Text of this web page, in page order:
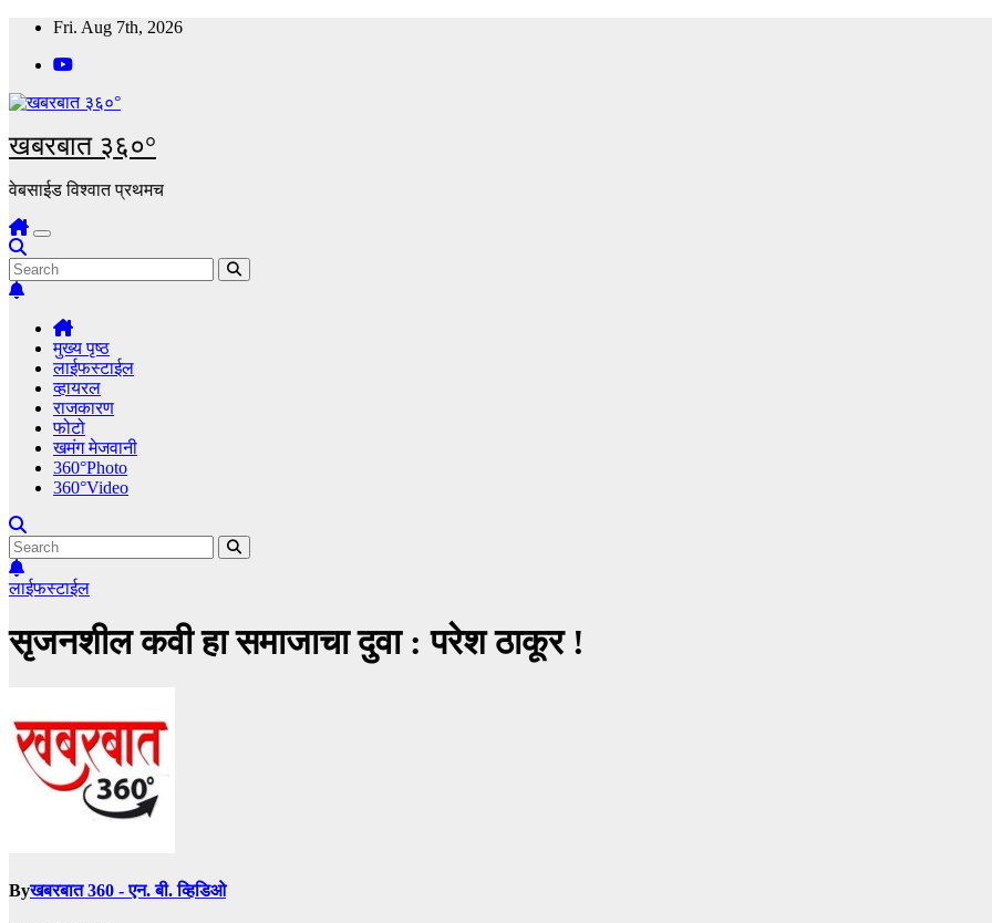
Skip
content
Fri. Aug 7th, 2026
खबरबात ३६०°
वेबसाईड विश्वात प्रथमच
मुख्य पृष्ठ
लाईफस्टाईल
व्हायरल
राजकारण
फोटो
खमंग मेजवानी
360°Photo
360°Video
लाईफस्टाईल
सृजनशील कवी हा समाजाचा दुवा : परेश ठाकूर !
Byखबरबात 360 - एन. बी. व्हिडिओ